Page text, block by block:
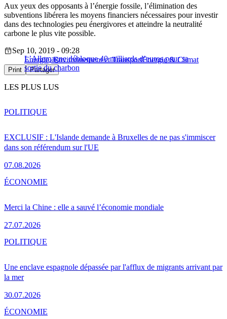
Aux yeux des opposants à l’énergie fossile, l’élimination des
subventions libérera les moyens financiers nécessaires pour investir
dans des technologies peu énergivores et atteindre la neutralité
carbone le plus vite possible.
L’Allemagne débloque 40 milliards d’euros pour sa
sortie du charbon
Sep 10, 2019 - 09:28
Energie, Environnement et TransportEnergie & Climat
Print Partager
LES PLUS LUS
EXCLUSIF : L'Islande demande à Bruxelles de ne pas s'immiscer
dans son référendum sur l'UE
07.08.2026
POLITIQUE
Merci la Chine : elle a sauvé l’économie mondiale
27.07.2026
ÉCONOMIE
Une enclave espagnole dépassée par l'afflux de migrants arrivant par
la mer
30.07.2026
POLITIQUE
ÉCONOMIE